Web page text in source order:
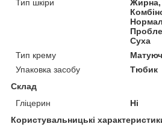
Тип шкіри
Жирна,
Суха
Тип крему
Упаковка засобу
Тюбик
Склад
Гліцерин
Ні
Користувальницькі